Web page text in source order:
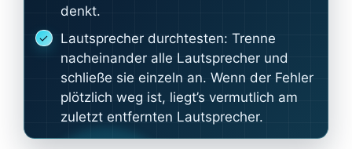
denkt.
Lautsprecher durchtesten: Trenne
nacheinander alle Lautsprecher und
schließe sie einzeln an. Wenn der Fehler
plötzlich weg ist, liegt’s vermutlich am
zuletzt entfernten Lautsprecher.